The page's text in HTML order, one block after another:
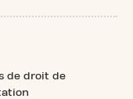
de droit de